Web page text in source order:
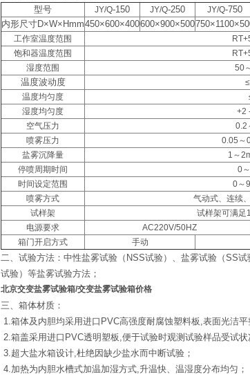
型号
JY/Q-150 JY/Q-250 JY/Q-750
内形尺寸D×W×Hmm450×600×400600×900×500
工作室温度范围
饱和器温度范围
湿度范围
50
温度波动度
温度均匀度
湿度均匀度
+2
空气压力
0.2
喷雾压力
0.05～
盐雾沉降量
1～
停喷周期时间
0
时间设定范围
0～
喷雾方式
气动式、连续
试样架
试样架可满
电源要求
AC220V/50HZ
箱门开启方式
手动
二、试验方法：中性盐雾试验（NSS试验）、盐雾试验（SS
试验）等盐雾试验方法；
北京交变盐雾试验箱/交变盐雾试验箱价格
三、箱体材质：
1.箱体及内胆均采用进口PVC高强度耐腐蚀塑料板,表面光洁
2.箱盖采用进口PVC透明塑板,便于试验时观测试验样品受试
3.超大盐水箱设计,杜绝因缺少盐水而中断试验；
4.加热为内胆水槽式加温加湿方式,升温快、温湿度分布均匀；